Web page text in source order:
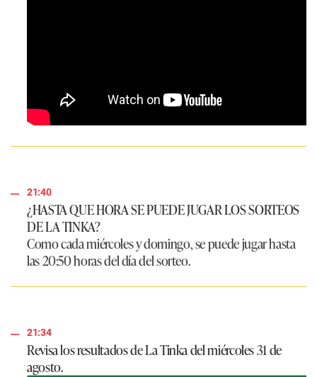
21:40
¿HASTA QUE HORA SE PUEDE JUGAR LOS SORTEOS
DE LA TINKA?
Como cada miércoles y domingo, se puede jugar hasta
las 20:50 horas del día del sorteo.
21:34
Revisa los resultados de La Tinka del miércoles 31 de
agosto.